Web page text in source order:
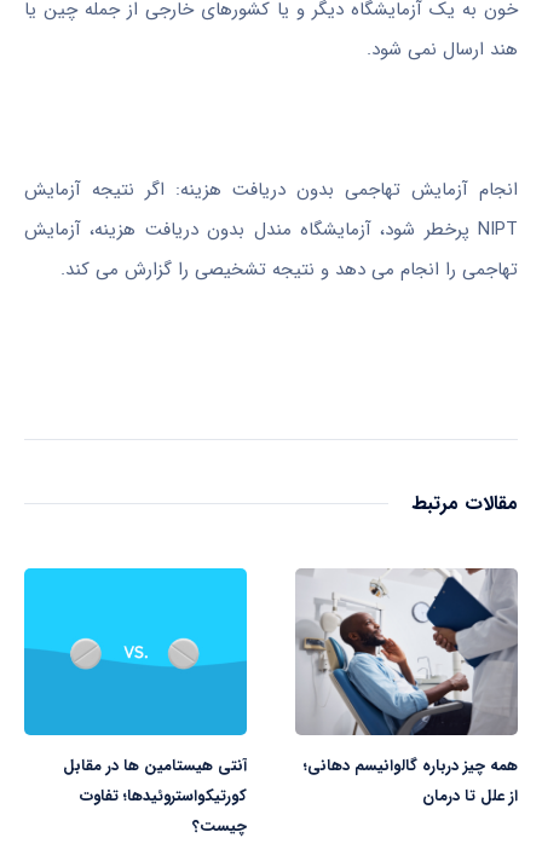
خون به یک آزمایشگاه دیگر و یا کشورهای خارجی از جمله چین یا
هند ارسال نمی شود.
انجام آزمایش تهاجمی بدون دریافت هزینه: اگر نتیجه آزمایش
NIPT پرخطر شود، آزمایشگاه مندل بدون دریافت هزینه، آزمایش
تهاجمی را انجام می دهد و نتیجه تشخیصی را گزارش می کند.
مقالات مرتبط
همه چیز درباره گالوانیسم دهانی؛
از علل تا درمان
آنتی هیستامین ها در مقابل
کورتیکواستروئیدها؛ تفاوت
چیست؟